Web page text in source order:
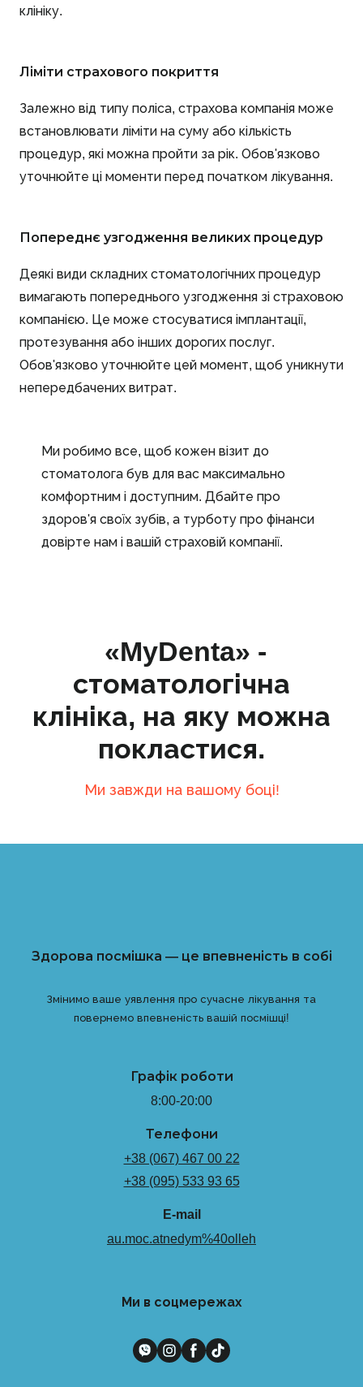
клініку.
Ліміти страхового покриття
Залежно від типу поліса, страхова компанія може
встановлювати ліміти на суму або кількість
процедур, які можна пройти за рік. Обов'язково
уточнюйте ці моменти перед початком лікування.
Попереднє узгодження великих процедур
Деякі види складних стоматологічних процедур
вимагають попереднього узгодження зі страховою
компанією. Це може стосуватися імплантації,
протезування або інших дорогих послуг.
Обов'язково уточнюйте цей момент, щоб уникнути
непередбачених витрат.
Ми робимо все, щоб кожен візит до
стоматолога був для вас максимально
комфортним і доступним. Дбайте про
здоров'я своїх зубів, а турботу про фінанси
довірте нам і вашій страховій компанії.
«MyDenta» -
стоматологічна
клініка, на яку можна
покластися.
Ми завжди на вашому боці!
Здорова посмішка — це впевненість в собі
Змінимо ваше уявлення про сучасне лікування та
повернемо впевненість вашій посмішці!
Графік роботи
8:00-20:00
Телефони
+38 (067) 467 00 22
+38 (095) 533 93 65
E-mail
au.moc.atnedym%40olleh
Ми в соцмережах